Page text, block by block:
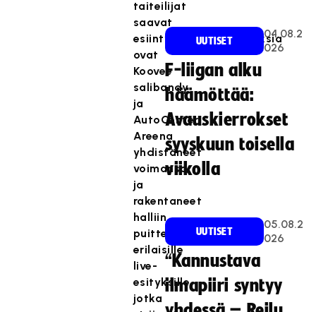
taiteilijat
saavat
esiintymismahdollisuuksia
ovat
Koovee
salibandy
ja
AutoCenter
Areena
yhdistäneet
voimansa
ja
rakentaneet
halliin
puitteet
erilaisille
live-
esityksille,
jotka
UUTISET
04.08.2
026
F-liigan alku
häämöttää:
Avauskierrokset
syyskuun toisella
viikolla
UUTISET
05.08.2
026
“Kannustava
ilmapiiri syntyy